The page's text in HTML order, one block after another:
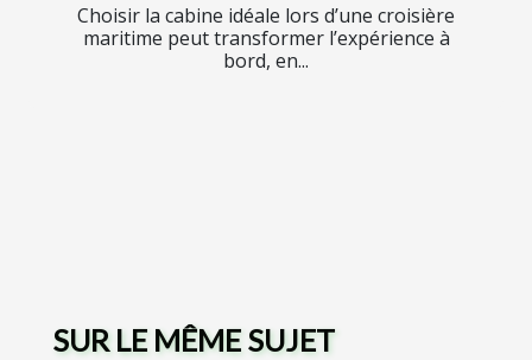
Choisir la cabine idéale lors d’une croisière
maritime peut transformer l’expérience à
bord, en...
SUR LE MÊME SUJET